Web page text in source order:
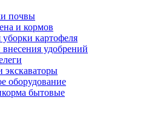
почвы
и кормов
картофеля
удобрений
экскаваторы
оборудование
бытовые